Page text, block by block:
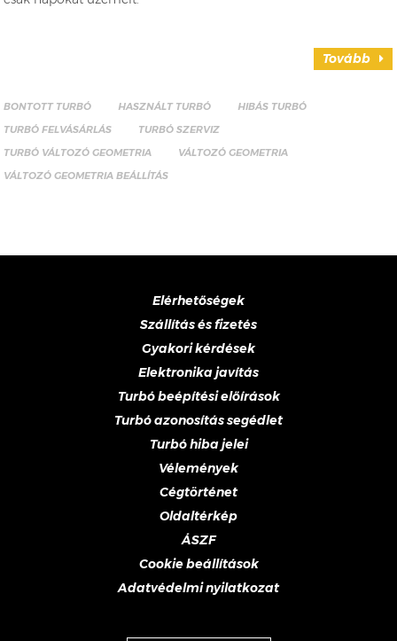
Tovább
BONTOTT TURBÓ HASZNÁLT TURBÓ
HIBÁS TURBÓ
TURBÓ FELVÁSÁRLÁS
TURBÓ SZERVIZ
TURBÓ VÁLTOZÓ GEOMETRIA
VÁLTOZÓ GEOMETRIA
VÁLTOZÓ GEOMETRIA BEÁLLÍTÁS
Elérhetőségek
Szállítás és fizetés
Gyakori kérdések
Elektronika javítás
Turbó beépítési előírások
Turbó azonosítás segédlet
Turbó hiba jelei
Vélemények
Cégtörténet
Oldaltérkép
ÁSZF
Cookie beállítások
Adatvédelmi nyilatkozat